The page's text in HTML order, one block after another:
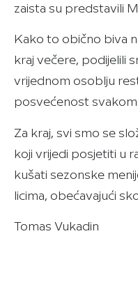
zaista su predstavili
Kako to obično biva
kraj večere, podijelili
vrijednom osoblju
posvećenost svakom
Za kraj, svi smo se
koji vrijedi posjetiti u
kušati sezonske
licima, obećavajući
Tomas Vukadin